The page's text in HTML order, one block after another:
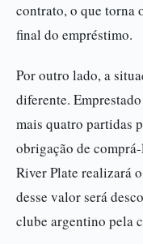
contrato, o que torna
final do empréstimo.
Por outro lado, a
diferente.
mais quatro partidas
obrigação de
River Plate realizará
desse valor será
clube argentino pela